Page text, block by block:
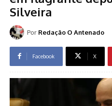
Silveira
Por Redação O Antenado
Facebook X